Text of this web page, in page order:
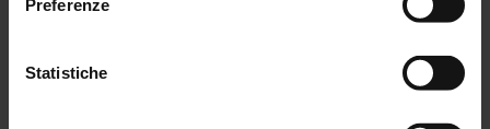
Preferenze
Statistiche